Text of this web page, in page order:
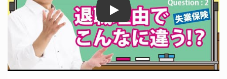
関わる話をお見逃しなく🍀
https://bit.ly/2ANTAj
・・・・・・・・・・・・・・・・・・・・・・・・
【楽曲提供】 ★DOVA-SYNDROMEhttps://dov
a-s.jp/★魔王魂https://maou.audio/★効果音ラ
ボhttps://soundeffect-lab.info/